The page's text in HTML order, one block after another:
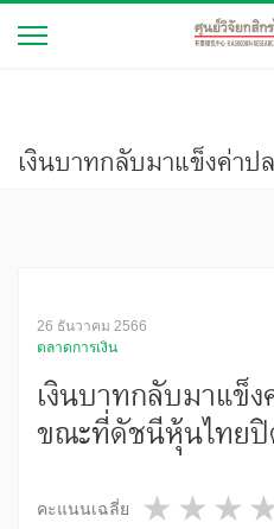
26 ธันวาคม 2566
ตลาดการเงิน
เงินบาทกลับมาแข็
ขณะที่ดัชนีหุ้นไทยปิ
คะแนนเฉลี่ย 2
1 star